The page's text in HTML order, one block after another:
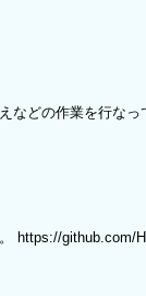
などの作業を行な
https://github.com/